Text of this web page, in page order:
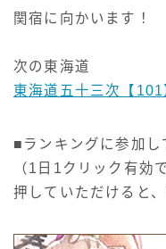
関宿に向かいます！
次の東海道
東海道五十三次【
■ランキングに参加し
（1日1クリック有効
押していただけると